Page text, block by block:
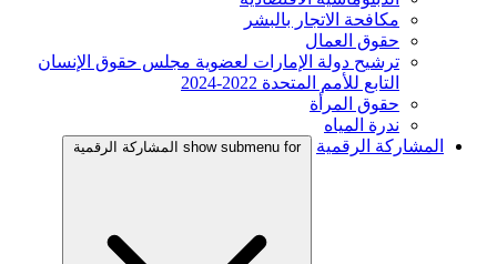
مكافحة الاتجار بالبشر
حقوق العمال
ترشيح دولة الإمارات لعضوية مجلس حقوق الإنسان
التابع للأمم المتحدة 2022-2024
حقوق المرأة
ندرة المياه
المشاركة الرقمية
show submenu for المشاركة الرقمية